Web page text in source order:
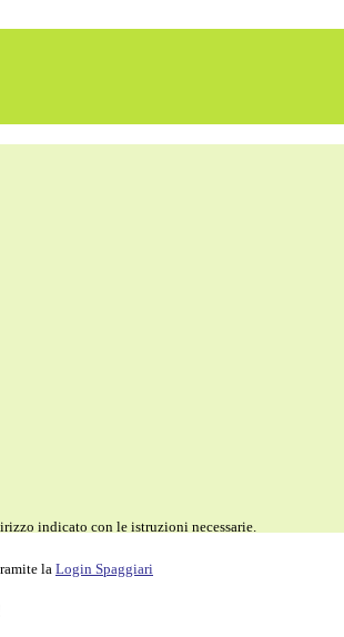
indicato con le istruzioni necessarie.
la Login Spaggiari